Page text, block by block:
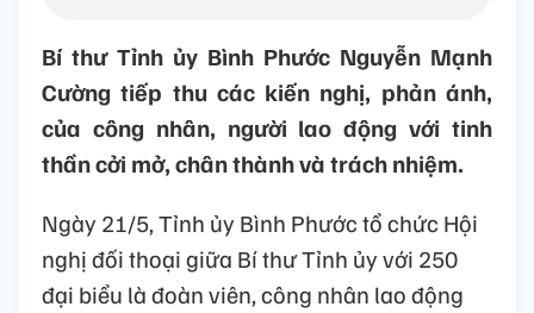
Bí thư Tỉnh ủy Bình Phước Nguyễn Mạnh
Cường tiếp thu các kiến nghị, phản ánh,
của công nhân, người lao động với tinh
thần cởi mở, chân thành và trách nhiệm.
Ngày 21/5, Tỉnh ủy Bình Phước tổ chức Hội
nghị đối thoại giữa Bí thư Tỉnh ủy với 250
đại biểu là đoàn viên, công nhân lao động